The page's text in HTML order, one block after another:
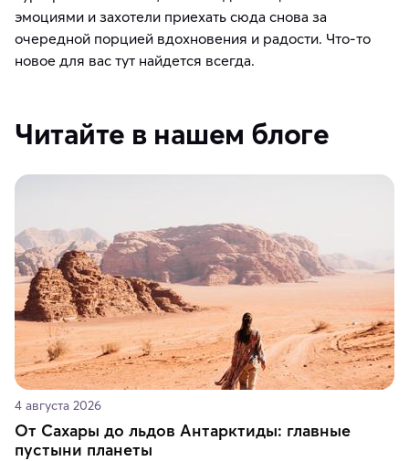
эмоциями и захотели приехать сюда снова за
очередной порцией вдохновения и радости. Что-то
новое для вас тут найдется всегда.
Читайте в нашем блоге
4 августа 2026
От Сахары до льдов Антарктиды: главные
пустыни планеты